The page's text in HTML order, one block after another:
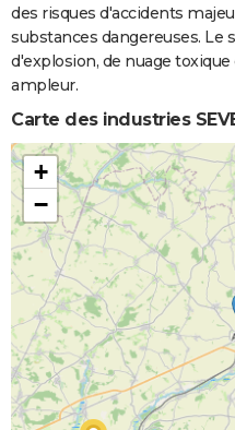
des risques d'accidents
substances dangereuses. Le
d'explosion, de nuage
ampleur.
Carte des industries
+
−